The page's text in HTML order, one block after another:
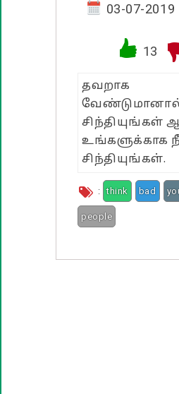
வாழ்த்து
பண்டிகை
03-07-2019
13
தவறாக
சிந்தியுங்கள்
உங்களுக்காக
சிந்தியுங்கள்.
: think bad
people